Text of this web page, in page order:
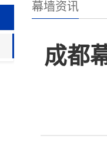
幕墙资讯
成都